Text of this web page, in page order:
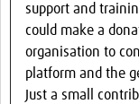
support and
could make a
organisation to
platform and the
Just a small